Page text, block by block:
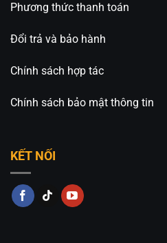
Phương thức thanh toán
Đổi trả và bảo hành
Chính sách hợp tác
Chính sách bảo mật thông tin
KẾT NỐI